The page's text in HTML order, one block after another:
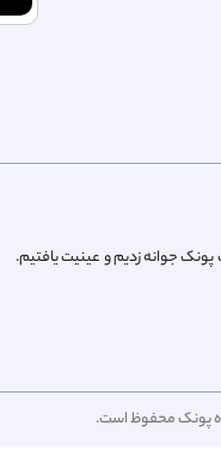
پونک جوانه زدیم و عینیت یافتیم.
پونک محفوظ است.